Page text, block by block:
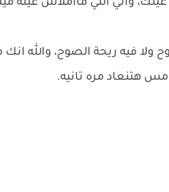
واني اللي مااملاش عينه
فيه ريحة الصوح، والله انك
هتنعاد مره تانيه.